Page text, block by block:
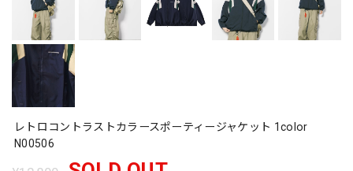
レトロコントラストカラースポーティージャケット 1color
N00506